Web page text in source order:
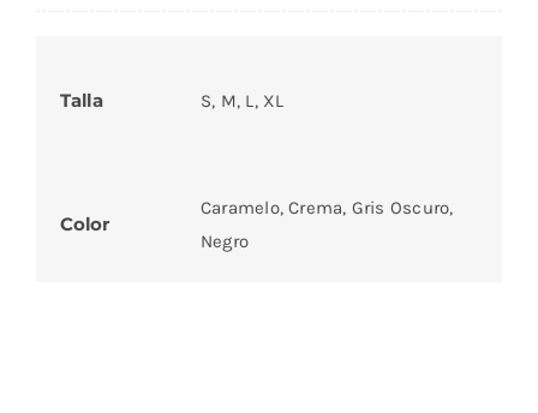
Talla S, M, L, XL
Color
Caramelo, Crema, Gris Oscuro,
Negro